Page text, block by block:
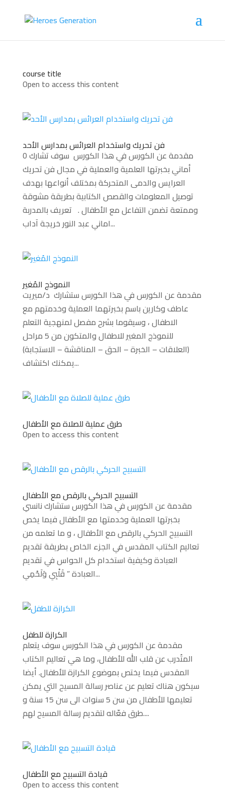
course title
Open to access this content
فن تحريك واستخدام العرائس بمدارس الأحد
0 مقدمة عن الكورس في هذا الكورس سوف تشارك
أماني بخبرتها العلمية والعملية في مجال فن تحريك
العرايس والدمى المتحركة بمختلف أنواعها بهدف
توصيل المعلومات والقصص الكتابية بطريقة مشوقة
وممتعة تضمن التفاعل مع الأطفال . تعريف بالمدربة
اماني عبد النور خريجة آداب...
النموذج المُغير
مقدمة عن الكورس في هذا الكورس ستشارك د/ميريت
عاطف وكارين باسم بخبرتهما العملية وخدمتهم مع
الاطفال ، وسيقوما بشرح مفصل لمنهجية التعلم
للنموذج المغير للاطفال والمتكون من 5 مراحل
(العلاقات – الخبرة – الحق – المناقشة – الاستجابة)
يمكنك اكتشاف...
طرق عملية للصلاة مع الأطفال
Open to access this content
التسبيح الحركي بالرقص مع الأطفال
مقدمة عن الكورس في هذا الكورس ستشارك نانسي
بخبرتها العملية وخدمتها مع الأطفال فيما يخص
التسبيح الحركي بالرقص مع الأطفال ، و ما تعلمه من
تعاليم الكتاب المقدس في الجزء الخاص بطريقة تقديم
العبادة وكيفية استخدام كل الحواس في تقديم
العبادة ” قَلْبِي وَلَحْمِي...
الكرازة للطفل
مقدمة عن الكورس في هذا الكورس سوف يتعلم
المتُدرب عن قلب الله للأطفال، وما هي تعاليم الكتاب
المقدس فيما يختص بموضوع الكرازة للأطفال. أيضا
سيكون هناك تعليم عن عناصر رسالة المسيح التي يمكن
تعليمها للأطفال من سن 5 سنوات الى سن 15 سنة و
طرق فعّاله لتقديم رسالة المسيح لهم....
قيادة التسبيح مع الأطفال
Open to access this content